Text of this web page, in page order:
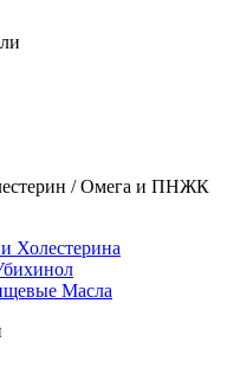
/ Омега и ПНЖК
Холестерина
Масла